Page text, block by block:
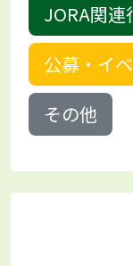
JORA関連
公募・イ
その他